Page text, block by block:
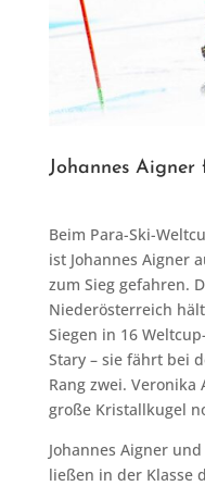
Johannes Aigner
Beim Para-Ski-
ist Johannes Aigner
zum Sieg gefahren.
Niederösterreich
Siegen in 16
Stary – sie fährt bei
Rang zwei.
große Kristallkugel
Johannes Aigner
ließen in der Klasse